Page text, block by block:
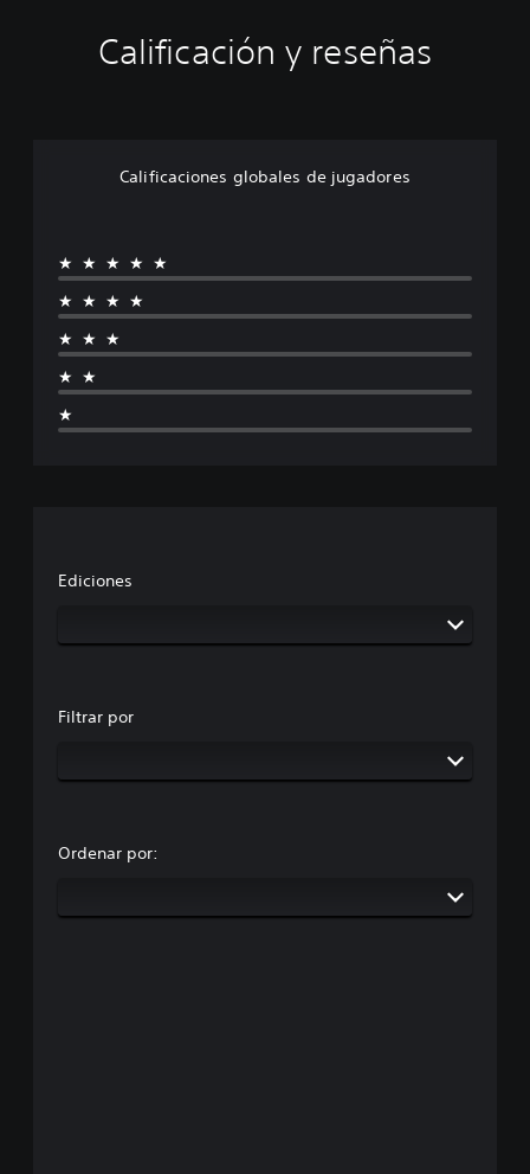
Calificación y reseñas
Calificaciones globales de jugadores
★★★★★
★★★★
★★★
★★
★
Ediciones
Filtrar por
Ordenar por: